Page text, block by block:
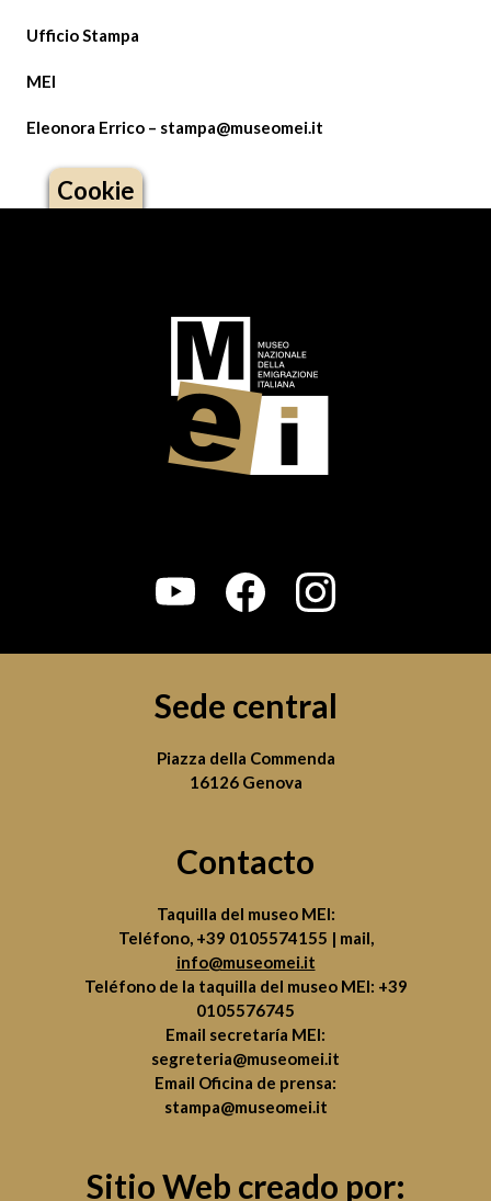
Ufficio Stampa
MEI
Eleonora Errico – stampa@museomei.it
Cookie
Sede central
Piazza della Commenda
16126 Genova
Contacto
Taquilla del museo MEI:
Teléfono, +39 0105574155 | mail,
info@museomei.it
Teléfono de la taquilla del museo MEI: +39
0105576745
Email secretaría MEI:
segreteria@museomei.it
Email Oficina de prensa:
stampa@museomei.it
Sitio Web creado por: